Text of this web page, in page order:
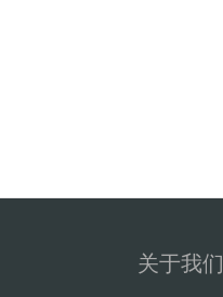
关于我们